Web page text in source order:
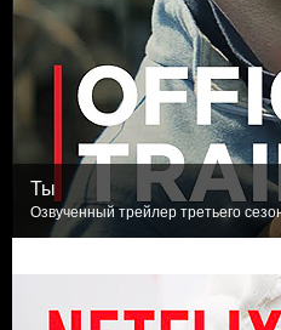
Ты
Озвученный трейлер третьего